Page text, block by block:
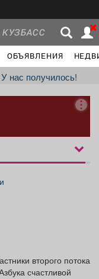
ОБЪЯВЛЕНИЯ
Услуги
Проекты
У нас получилось!
второго потока
счастливой